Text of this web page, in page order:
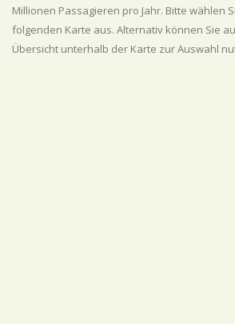
Millionen Passagieren pro Jahr. Bitte wählen
folgenden Karte aus. Alternativ können Sie
Übersicht unterhalb der Karte zur Auswahl